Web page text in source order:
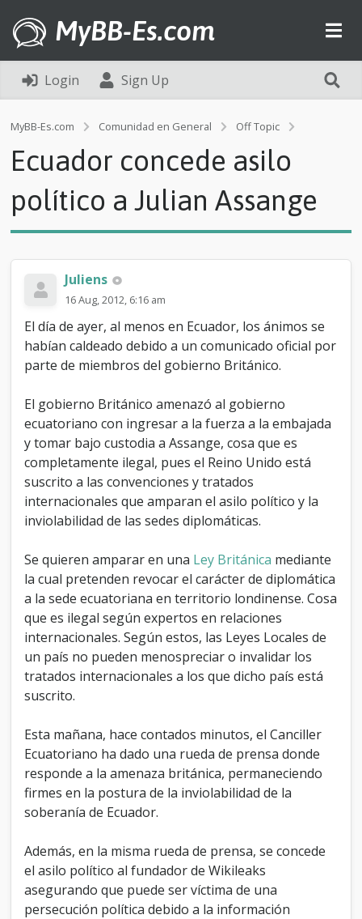
MyBB-Es.com
Login Sign Up
MyBB-Es.com Comunidad en General Off Topic
o
r
c
n
e
a
p
o
í
c
J
l
i
n
s
s
e
Ecuador concede asilo
político a Julian Assange
Juliens
16 Aug, 2012, 6:16 am
El día de ayer, al menos en Ecuador, los ánimos se
habían caldeado debido a un comunicado oficial por
parte de miembros del gobierno Británico.
El gobierno Británico amenazó al gobierno
ecuatoriano con ingresar a la fuerza a la embajada
y tomar bajo custodia a Assange, cosa que es
completamente ilegal, pues el Reino Unido está
suscrito a las convenciones y tratados
internacionales que amparan el asilo político y la
inviolabilidad de las sedes diplomáticas.
Se quieren amparar en una Ley Británica mediante
la cual pretenden revocar el carácter de diplomática
a la sede ecuatoriana en territorio londinense. Cosa
que es ilegal según expertos en relaciones
internacionales. Según estos, las Leyes Locales de
un país no pueden menospreciar o invalidar los
tratados internacionales a los que dicho país está
suscrito.
Esta mañana, hace contados minutos, el Canciller
Ecuatoriano ha dado una rueda de prensa donde
responde a la amenaza británica, permaneciendo
firmes en la postura de la inviolabilidad de la
soberanía de Ecuador.
Además, en la misma rueda de prensa, se concede
el asilo político al fundador de Wikileaks
asegurando que puede ser víctima de una
persecución política debido a la información